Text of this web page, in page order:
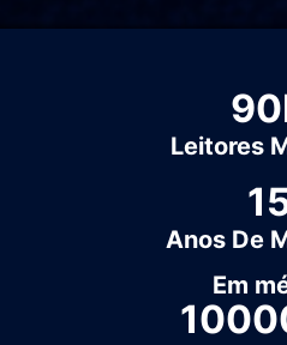
90
Leitores
Anos De
Em